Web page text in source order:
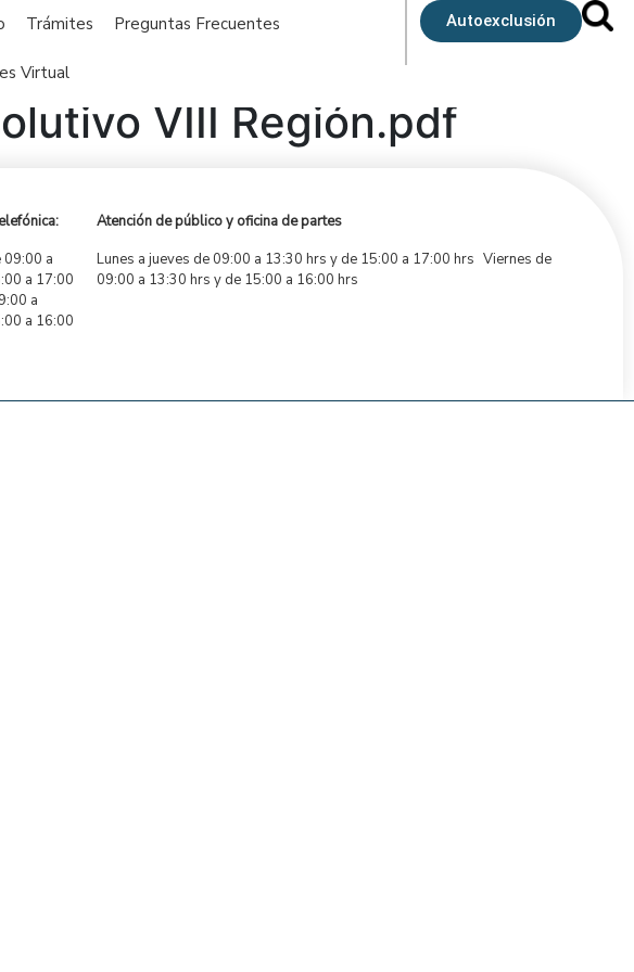
Trámites Preguntas Frecuentes
Virtual
Autoexclusión
VIII Región.pdf
09:00 a
a 17:00
a
a 16:00
Atención de público y oficina de partes
Lunes a jueves de 09:00 a 13:30 hrs y de 15:00 a 17:00 hrs Viernes de
09:00 a 13:30 hrs y de 15:00 a 16:00 hrs